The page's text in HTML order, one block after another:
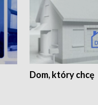
Dom, który chcę